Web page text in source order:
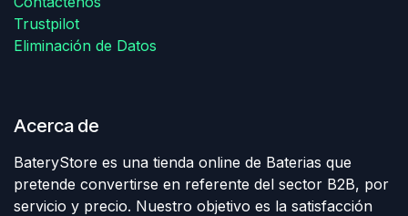
Trustpilot
Eliminación de Datos
Acerca de
BateryStore es una tienda online de Baterias que
pretende convertirse en referente del sector B2B, por
servicio y precio. Nuestro objetivo es la satisfacción